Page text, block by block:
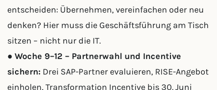
entscheiden: Übernehmen, vereinfachen oder neu
denken? Hier muss die Geschäftsführung am Tisch
sitzen – nicht nur die IT.
● Woche 9–12 – Partnerwahl und Incentive
sichern: Drei SAP-Partner evaluieren, RISE-Angebot
einholen, Transformation Incentive bis 30. Juni